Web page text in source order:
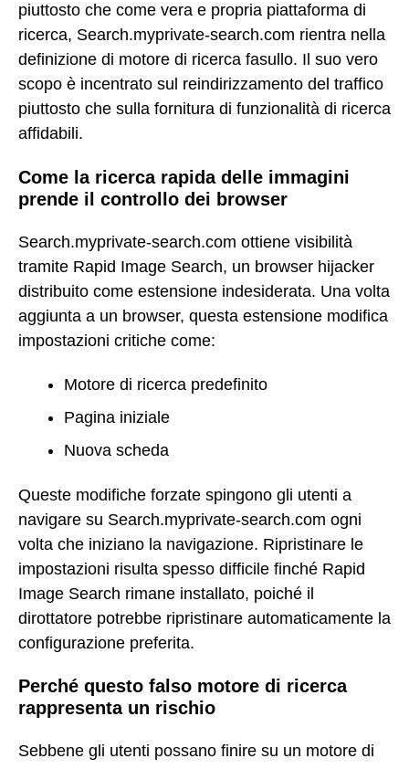
piuttosto che come vera e propria piattaforma di
ricerca, Search.myprivate-search.com rientra nella
definizione di motore di ricerca fasullo. Il suo vero
scopo è incentrato sul reindirizzamento del traffico
piuttosto che sulla fornitura di funzionalità di ricerca
affidabili.
Come la ricerca rapida delle immagini
prende il controllo dei browser
Search.myprivate-search.com ottiene visibilità
tramite Rapid Image Search, un browser hijacker
distribuito come estensione indesiderata. Una volta
aggiunta a un browser, questa estensione modifica
impostazioni critiche come:
Motore di ricerca predefinito
Pagina iniziale
Nuova scheda
Queste modifiche forzate spingono gli utenti a
navigare su Search.myprivate-search.com ogni
volta che iniziano la navigazione. Ripristinare le
impostazioni risulta spesso difficile finché Rapid
Image Search rimane installato, poiché il
dirottatore potrebbe ripristinare automaticamente la
configurazione preferita.
Perché questo falso motore di ricerca
rappresenta un rischio
Sebbene gli utenti possano finire su un motore di